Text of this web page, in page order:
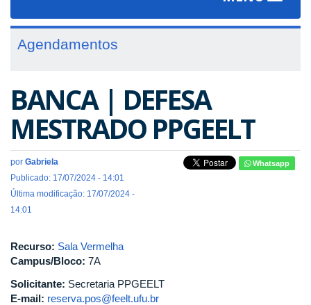
Agendamentos
BANCA | DEFESA
MESTRADO PPGEELT
por Gabriela
Publicado: 17/07/2024 - 14:01
Última modificação: 17/07/2024 -
14:01
Whatsapp
Recurso: Sala Vermelha
Campus/Bloco: 7A
Solicitante: Secretaria PPGEELT
E-mail: reserva.pos@feelt.ufu.br